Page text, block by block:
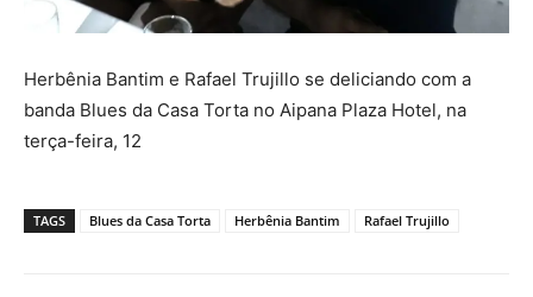
Herbênia Bantim e Rafael Trujillo se deliciando com a
banda Blues da Casa Torta no Aipana Plaza Hotel, na
terça-feira, 12
TAGS Blues da Casa Torta Herbênia Bantim Rafael Trujillo